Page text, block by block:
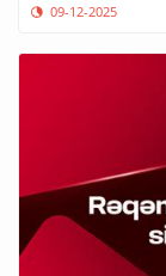
09-12-2025